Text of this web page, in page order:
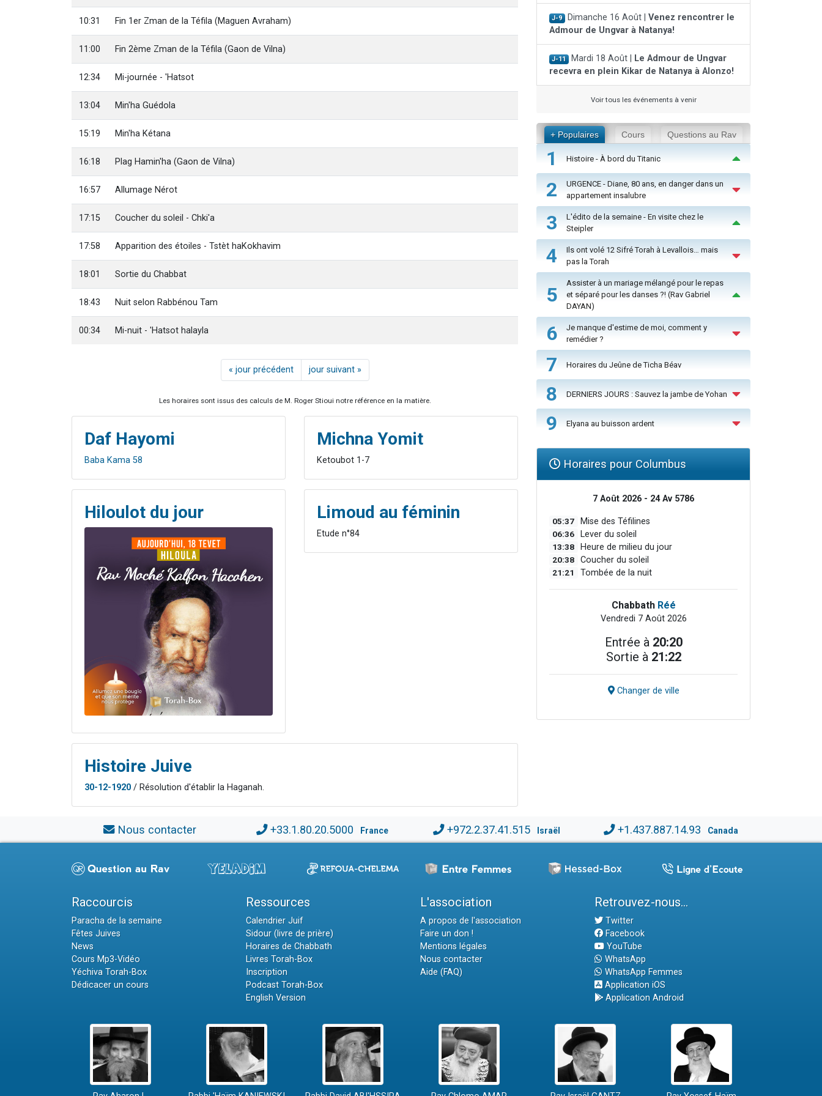
10:31 Fin 1er Zman de la Téfila (Maguen Avraham)
11:00 Fin 2ème Zman de la Téfila (Gaon de Vilna)
12:34 Mi-journée - 'Hatsot
13:04 Min'ha Guédola
15:19 Min'ha Kétana
16:18 Plag Hamin'ha (Gaon de Vilna)
16:57 Allumage Nérot
17:15 Coucher du soleil - Chki'a
17:58 Apparition des étoiles - Tstèt haKokhavim
18:01 Sortie du Chabbat
18:43 Nuit selon Rabbénou Tam
00:34 Mi-nuit - 'Hatsot halayla
« jour précédent jour suivant »
Les horaires sont issus des calculs de M. Roger Stioui notre référence en la matière.
Daf Hayomi
Baba Kama 58
Michna Yomit
Ketoubot 1-7
Hiloulot du jour Limoud au féminin
Etude n°84
Histoire Juive
30-12-1920 / Résolution d'établir la Haganah.
J-9 Dimanche 16 Août | Venez rencontrer le
Admour de Ungvar à Natanya!
J-11 Mardi 18 Août |
Le Admour de Ungvar
recevra en plein Kikar de Natanya à Alonzo!
Voir tous les événements à venir
+ Populaires Cours Questions au Rav
1 Histoire - À bord du Titanic
2
URGENCE - Diane, 80 ans, en danger dans un
appartement insalubre
3
L'édito de la semaine - En visite chez le
Steipler
4
Ils ont volé 12 Sifré Torah à Levallois… mais
pas la Torah
5
Assister à un mariage mélangé pour le repas
et séparé pour les danses ?! (Rav Gabriel
DAYAN)
6
Je manque d'estime de moi, comment y
remédier ?
7 Horaires du Jeûne de Ticha Béav
8 DERNIERS JOURS : Sauvez la jambe de Yohan
9 Elyana au buisson ardent
Horaires pour Columbus
7 Août 2026 - 24 Av 5786
05:37 Mise des Téfilines
06:36 Lever du soleil
13:38 Heure de milieu du jour
20:38 Coucher du soleil
21:21 Tombée de la nuit
Chabbath Réé
Vendredi 7 Août 2026
Entrée à 20:20
Sortie à 21:22
Changer de ville
Nous contacter +33.1.80.20.5000 France +972.2.37.41.515 Israël +1.437.887.14.93 Canada
Raccourcis
Paracha de la semaine
Fêtes Juives
News
Cours Mp3-Vidéo
Yéchiva Torah-Box
Dédicacer un cours
Ressources
Calendrier Juif
Sidour (livre de prière)
Horaires de Chabbath
Livres Torah-Box
Inscription
Podcast Torah-Box
English Version
L'association
A propos de l'association
Faire un don !
Mentions légales
Nous contacter
Aide (FAQ)
Retrouvez-nous...
Twitter
Facebook
YouTube
WhatsApp
WhatsApp Femmes
Application iOS
Application Android